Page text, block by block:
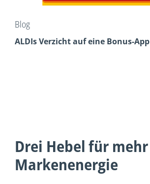
Blog
ALDIs Verzicht auf eine Bonus-App
Drei Hebel für mehr
Markenenergie